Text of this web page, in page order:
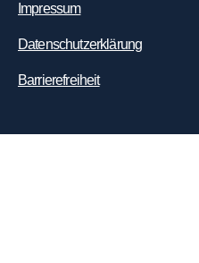
Impressum
Datenschutzerklärung
Barrierefreiheit